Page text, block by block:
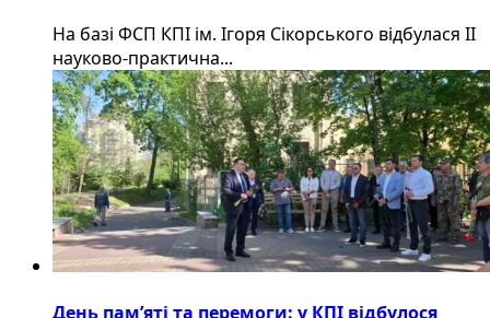
На базі ФСП КПІ ім. Ігоря Сікорського відбулася ІІ
науково-практична...
День пам’яті та перемоги: у КПІ відбулося